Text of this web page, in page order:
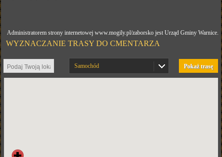
Administratorem strony internetowej www.mogily.pl/zaborsko jest Urząd Gminy Warnice.
WYZNACZANIE TRASY DO CMENTARZA
Pokaż trasę
Samochód